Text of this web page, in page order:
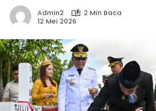
Admin2
2 Min Baca
12 Mei 2026